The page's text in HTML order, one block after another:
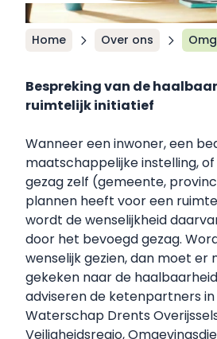
Home Over ons
Bespreking van de
ruimtelijk initiatief
Wanneer een inwoner, een
maatschappelijke instelling,
gezag zelf (gemeente,
plannen heeft voor een
wordt de wenselijkheid
door het bevoegd gezag.
wenselijk gezien, dan moet er
gekeken naar de
adviseren de ketenpartners in
Waterschap Drents
Veiligheidsregio,